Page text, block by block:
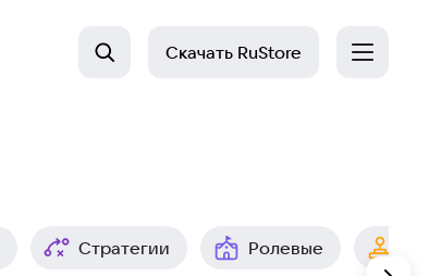
Скачать RuStore
Стратегии Ролевые